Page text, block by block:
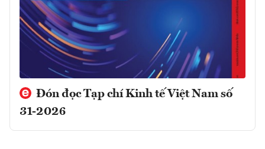
Đón đọc Tạp chí Kinh tế Việt Nam số
31-2026